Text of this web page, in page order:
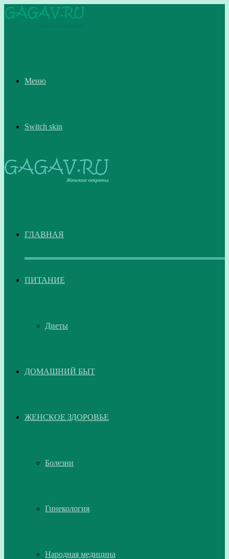
Меню
Switch skin
ГЛАВНАЯ
ПИТАНИЕ
Диеты
ДОМАШНИЙ БЫТ
ЖЕНСКОЕ ЗДОРОВЬЕ
Болезни
Гинекология
Народная медицина